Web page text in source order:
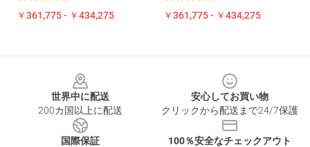
￥361,775 - ￥434,275 ￥361,775 - ￥434,275
世界中に配送
200カ国以上に配送
安心してお買い物
クリックから配送まで24/7保護
国際保証
100％安全なチェックアウト